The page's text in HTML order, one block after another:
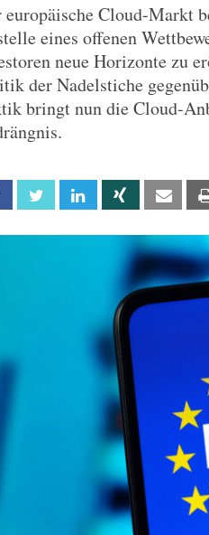
europäische Cloud-Markt
eines offenen
neue Horizonte zu
der Nadelstiche
bringt nun die Cloud-
Facebook Twitter Linkedin Xing Email